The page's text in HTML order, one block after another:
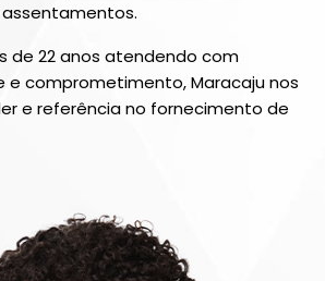
de 22 anos atendendo com
e comprometimento, Maracaju nos
e referência no fornecimento de